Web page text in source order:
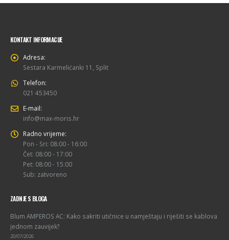
KONTAKT INFORMACIJE
Adresa:
Sestara Karmelićanki 11, Split
Telefon:
021 453450
E-mail:
info@max-moris.hr
Radno vrijeme:
Pon - Sri: 08:00 - 16:00
Čet: 08:00 - 17:00
Pet: 08:00 - 15:00
Sub: zatvoreno
ZADNJE S BLOGA
Blum AMPEROS AC: Kako sakriti utičnice u namještaju i riješiti se kablova
jednom zauvijek?
20/07/2026